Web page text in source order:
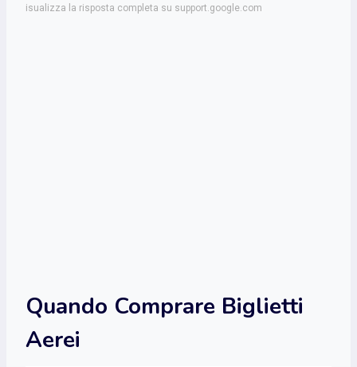
isualizza la risposta completa su support.google.com
Quando Comprare Biglietti
Aerei